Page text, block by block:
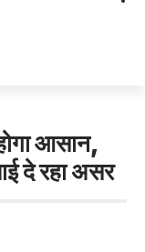
आसान,
दे रहा असर